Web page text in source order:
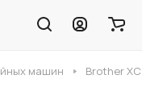
машин Brother